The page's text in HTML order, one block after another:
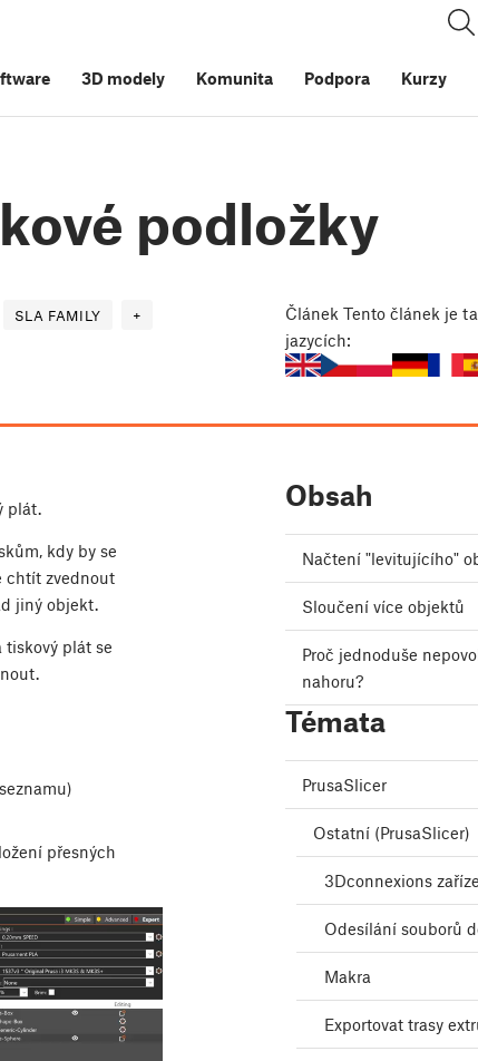
3D modely Komunita Podpora Kurzy
podložky
SLA FAMILY + Článek Tento článek je
jazycích:
plát.
kdy by se
chtít zvednout
jiný objekt.
tiskový plát se
přesných
Obsah
Načtení "levitujícího"
Sloučení více objektů
Proč jednoduše
nahoru?
Témata
PrusaSlicer
Ostatní (PrusaSlicer)
3Dconnexions
Odesílání souborů
Makra
Exportovat trasy